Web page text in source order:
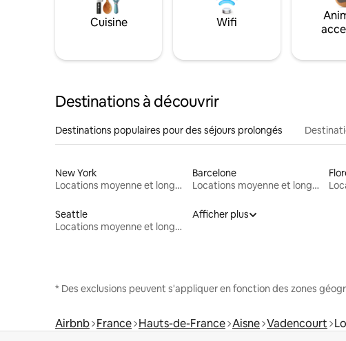
Cuisine Wifi
Destinations à découvrir
Destinations populaires pour des séjours prolongés
New York
Locations moyenne et longue durée
Barcelone
Locations moyenne et longue durée
Seattle
Locations moyenne et longue durée
Afficher plus
* Des exclusions peuvent s'appliquer en fonction des zones
Airbnb France Hauts-de-France Aisne Vadencourt